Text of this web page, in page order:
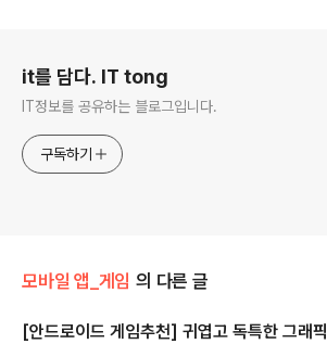
it를 담다. IT tong
IT정보를 공유하는 블로그입니다.
구독하기
모바일 앱_게임 의 다른 글
[안드로이드 게임추천] 귀엽고 독특한 그래픽